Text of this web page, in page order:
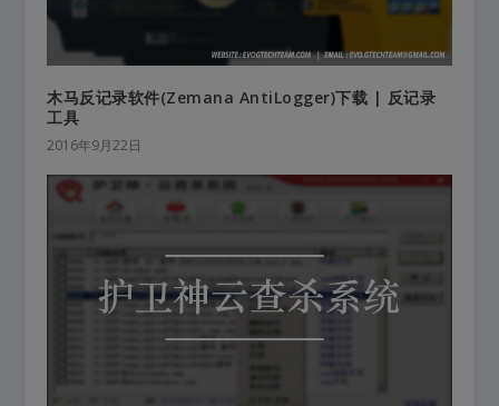
木马反记录软件(Zemana AntiLogger)下载 | 反记录
工具
2016年9月22日